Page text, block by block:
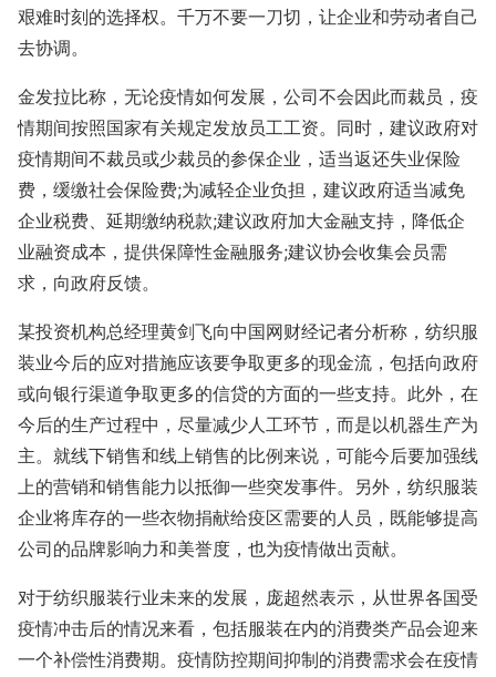
艰难时刻的选择权。千万不要一刀切，让企业和劳动者自己
去协调。
金发拉比称，无论疫情如何发展，公司不会因此而裁员，疫
情期间按照国家有关规定发放员工工资。同时，建议政府对
疫情期间不裁员或少裁员的参保企业，适当返还失业保险
费，缓缴社会保险费;为减轻企业负担，建议政府适当减免
企业税费、延期缴纳税款;建议政府加大金融支持，降低企
业融资成本，提供保障性金融服务;建议协会收集会员需
求，向政府反馈。
某投资机构总经理黄剑飞向中国网财经记者分析称，纺织服
装业今后的应对措施应该要争取更多的现金流，包括向政府
或向银行渠道争取更多的信贷的方面的一些支持。此外，在
今后的生产过程中，尽量减少人工环节，而是以机器生产为
主。就线下销售和线上销售的比例来说，可能今后要加强线
上的营销和销售能力以抵御一些突发事件。另外，纺织服装
企业将库存的一些衣物捐献给疫区需要的人员，既能够提高
公司的品牌影响力和美誉度，也为疫情做出贡献。
对于纺织服装行业未来的发展，庞超然表示，从世界各国受
疫情冲击后的情况来看，包括服装在内的消费类产品会迎来
一个补偿性消费期。疫情防控期间抑制的消费需求会在疫情